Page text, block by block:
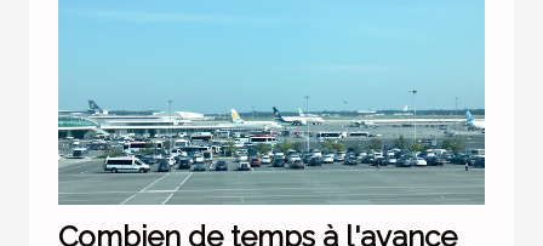
Combien de temps à l'avance